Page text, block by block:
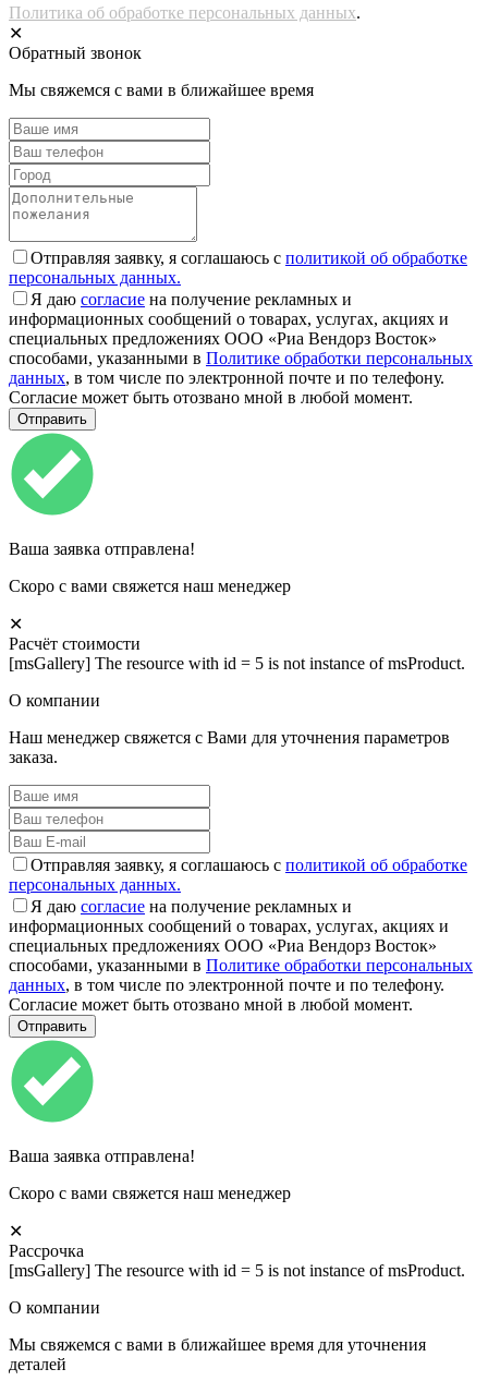
Политика об обработке персональных данных.
✕
Обратный звонок
Мы свяжемся с вами в ближайшее время
Отправляя заявку, я соглашаюсь с политикой об обработке
персональных данных.
Я даю согласие на получение рекламных и
информационных сообщений о товарах, услугах, акциях и
специальных предложениях ООО «Риа Вендорз Восток»
способами, указанными в Политике обработки персональных
данных, в том числе по электронной почте и по телефону.
Согласие может быть отозвано мной в любой момент.
Ваша заявка отправлена!
Скоро с вами свяжется наш менеджер
✕
Расчёт стоимости
[msGallery] The resource with id = 5 is not instance of msProduct.
О компании
Наш менеджер свяжется с Вами для уточнения параметров
заказа.
Отправляя заявку, я соглашаюсь с политикой об обработке
персональных данных.
Я даю согласие на получение рекламных и
информационных сообщений о товарах, услугах, акциях и
специальных предложениях ООО «Риа Вендорз Восток»
способами, указанными в Политике обработки персональных
данных, в том числе по электронной почте и по телефону.
Согласие может быть отозвано мной в любой момент.
Ваша заявка отправлена!
Скоро с вами свяжется наш менеджер
✕
Рассрочка
[msGallery] The resource with id = 5 is not instance of msProduct.
О компании
Мы свяжемся с вами в ближайшее время для уточнения
деталей